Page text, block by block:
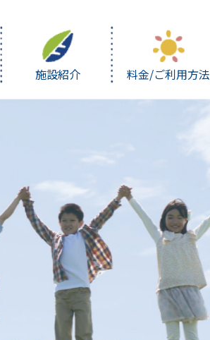
施設紹介 料金/ご利用方法